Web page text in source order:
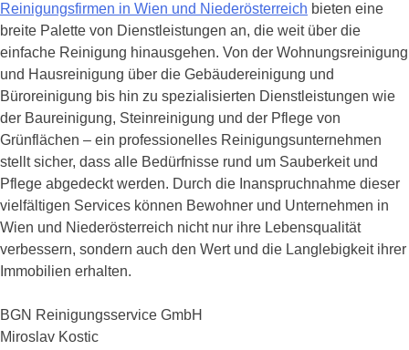
Reinigungsfirmen in Wien und Niederösterreich bieten eine
breite Palette von Dienstleistungen an, die weit über die
einfache Reinigung hinausgehen. Von der Wohnungsreinigung
und Hausreinigung über die Gebäudereinigung und
Büroreinigung bis hin zu spezialisierten Dienstleistungen wie
der Baureinigung, Steinreinigung und der Pflege von
Grünflächen – ein professionelles Reinigungsunternehmen
stellt sicher, dass alle Bedürfnisse rund um Sauberkeit und
Pflege abgedeckt werden. Durch die Inanspruchnahme dieser
vielfältigen Services können Bewohner und Unternehmen in
Wien und Niederösterreich nicht nur ihre Lebensqualität
verbessern, sondern auch den Wert und die Langlebigkeit ihrer
Immobilien erhalten.
BGN Reinigungsservice GmbH
Miroslav Kostic